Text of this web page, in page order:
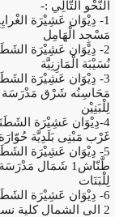
الْنَّحْو الْتَّالِي :-
1- دِيْوَان عَشِيْرَة
مَسْجِد الْهَامِل
2- دِيْوَان عَشِيْرَة
نُسَيْبَة الْمَازِنِيَّة
3- دِيْوَان عَشِيْرَة
مَحَاسِنُه شَرْق مَدْرَسَة
لِلْبَنِيْن
4-دِيْوَان عَشِيْرَة
غَرْب مَبْنِى بَلَدِيَّة حُوّارَة
5- دِيْوَان عَشِيْرَة
طَّنّاش1 شَمَال
لِلْبَنَات
6- دِيْوَان عَشِيْرَة
2 الى الشمال كلية نسيبة 500 م